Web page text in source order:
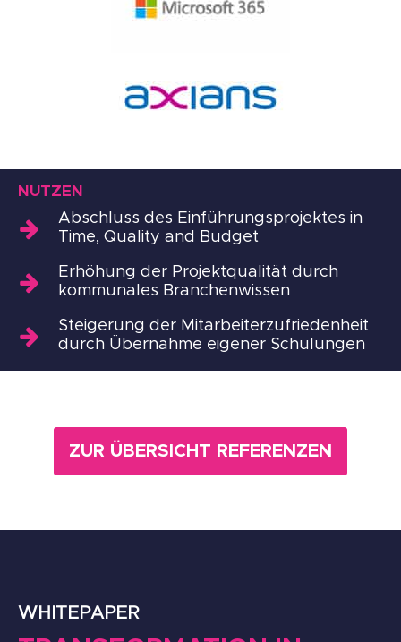
NUTZEN
Abschluss des Einführungsprojektes in
Time, Quality and Budget
Erhöhung der Projektqualität durch
kommunales Branchenwissen
Steigerung der Mitarbeiterzufriedenheit
durch Übernahme eigener Schulungen
ZUR ÜBERSICHT REFERENZEN
WHITEPAPER